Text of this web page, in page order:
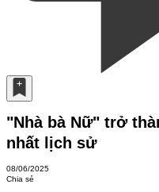
"Nhà bà Nữ" trở
nhất lịch sử
08/06/2025
Chia sẻ